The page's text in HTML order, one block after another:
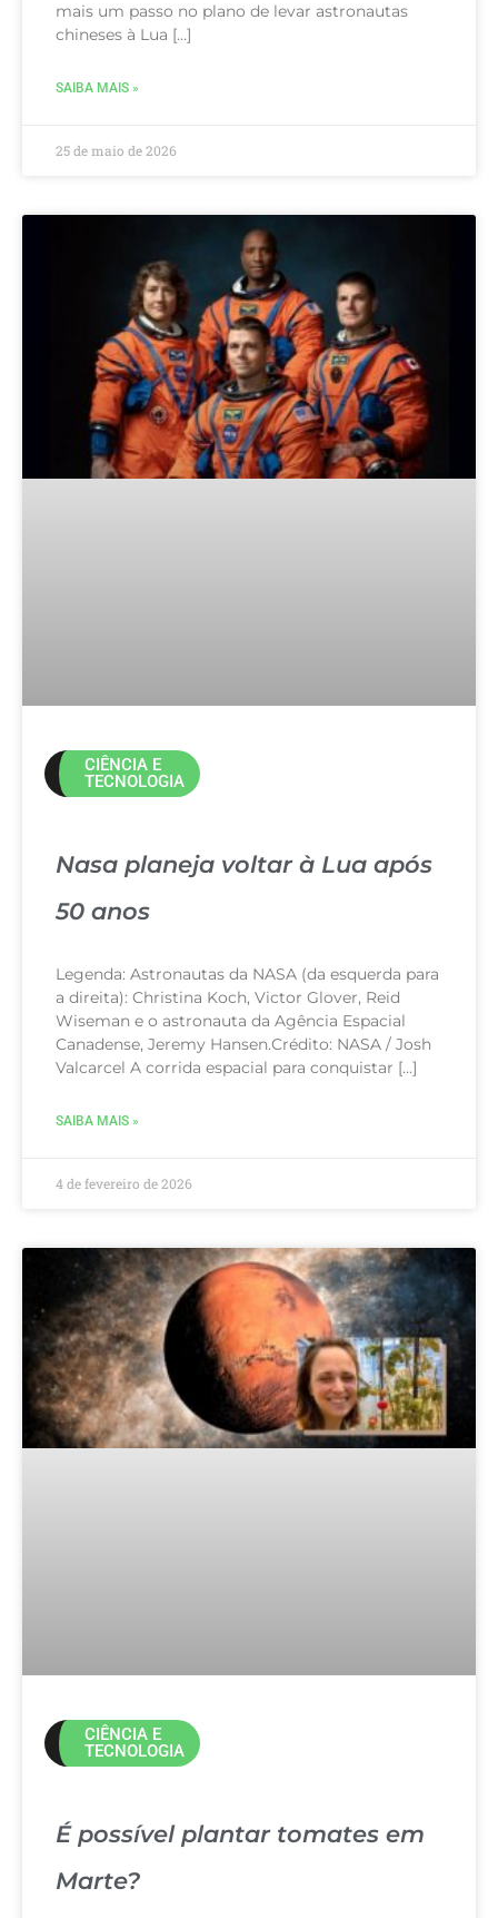
mais um passo no plano de levar astronautas
chineses à Lua […]
SAIBA MAIS »
25 de maio de 2026
CIÊNCIA E
TECNOLOGIA
Nasa planeja voltar à Lua após
50 anos
Legenda: Astronautas da NASA (da esquerda para
a direita): Christina Koch, Victor Glover, Reid
Wiseman e o astronauta da Agência Espacial
Canadense, Jeremy Hansen.Crédito: NASA / Josh
Valcarcel A corrida espacial para conquistar […]
SAIBA MAIS »
4 de fevereiro de 2026
CIÊNCIA E
TECNOLOGIA
É possível plantar tomates em
Marte?